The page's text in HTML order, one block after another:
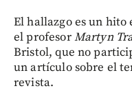
El hallazgo es un hito
el profesorMartyn
Bristol, que no
un artículo sobre el
revista.